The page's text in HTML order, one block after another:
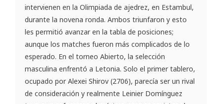
intervienen en la Olimpiada de ajedrez, en Estambul,
durante la novena ronda. Ambos triunfaron y esto
les permitió avanzar en la tabla de posiciones;
aunque los matches fueron más complicados de lo
esperado. En el torneo Abierto, la selección
masculina enfrentó a Letonia. Solo el primer tablero,
ocupado por Alexei Shirov (2706), parecía ser un rival
de consideración y realmente Leinier Domínguez